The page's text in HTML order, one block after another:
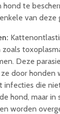
hond te
van deze
Deze
door honden
infecties die
hond, maar in
worden